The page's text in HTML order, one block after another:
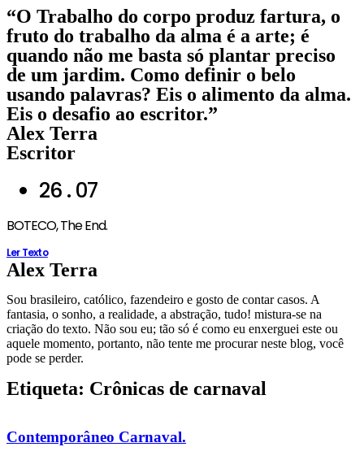
Ir
para
o
conteúdo
“O Trabalho do corpo produz fartura, o
fruto do trabalho da alma é a arte; é
quando não me basta só plantar preciso
de um jardim. Como definir o belo
usando palavras? Eis o alimento da alma.
Eis o desafio ao escritor.”
Alex Terra
Escritor
26 . 07
BOTECO, The End.
Ler Texto
Alex Terra
Sou brasileiro, católico, fazendeiro e gosto de contar casos. A
fantasia, o sonho, a realidade, a abstração, tudo! mistura-se na
criação do texto. Não sou eu; tão só é como eu enxerguei este ou
aquele momento, portanto, não tente me procurar neste blog, você
pode se perder.
Etiqueta: Crônicas de carnaval
Contemporâneo Carnaval.